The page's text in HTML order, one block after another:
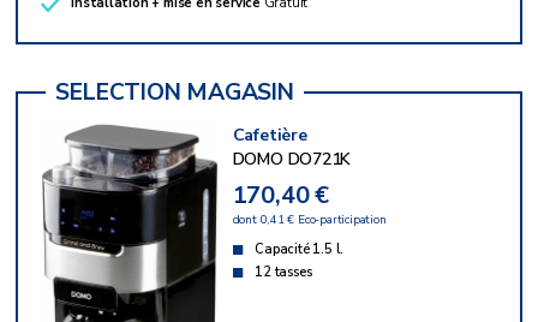
Cafetière
DOMO DO721K
170,40 €
dont 0,41 € Eco-participation
Capacité 1.5 l.
12 tasses